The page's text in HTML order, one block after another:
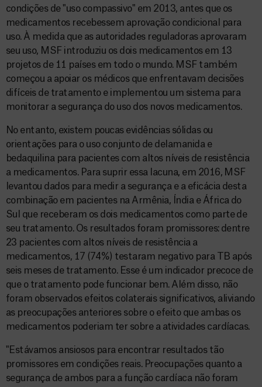
condições de "uso compassivo" em 2013, antes que os
medicamentos recebessem aprovação condicional para
uso. À medida que as autoridades reguladoras aprovaram
seu uso, MSF introduziu os dois medicamentos em 13
projetos de 11 países em todo o mundo. MSF também
começou a apoiar os médicos que enfrentavam decisões
difíceis de tratamento e implementou um sistema para
monitorar a segurança do uso dos novos medicamentos.
No entanto, existem poucas evidências sólidas ou
orientações para o uso conjunto de delamanida e
bedaquilina para pacientes com altos níveis de resistência
a medicamentos. Para suprir essa lacuna, em 2016, MSF
levantou dados para medir a segurança e a eficácia desta
combinação em pacientes na Armênia, Índia e África do
Sul que receberam os dois medicamentos como parte de
seu tratamento. Os resultados foram promissores: dentre
23 pacientes com altos níveis de resistência a
medicamentos, 17 (74%) testaram negativo para TB após
seis meses de tratamento. Esse é um indicador precoce de
que o tratamento pode funcionar bem. Além disso, não
foram observados efeitos colaterais significativos, aliviando
as preocupações anteriores sobre o efeito que ambas os
medicamentos poderiam ter sobre a atividades cardíacas.
"Estávamos ansiosos para encontrar resultados tão
promissores em condições reais. Preocupações quanto a
segurança de ambos para a função cardíaca não foram